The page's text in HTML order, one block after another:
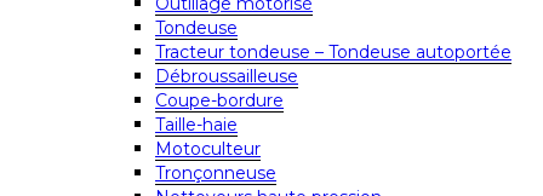
Tondeuse
Tracteur tondeuse – Tondeuse autoportée
Débroussailleuse
Coupe-bordure
Taille-haie
Motoculteur
Tronçonneuse